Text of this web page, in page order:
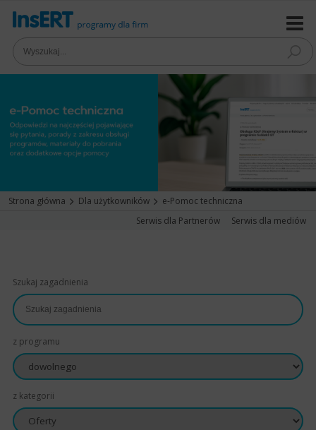
Strona główna Dla użytkowników
e-Pomoc techniczna
Serwis dla Partnerów
Serwis dla mediów
Szukaj zagadnienia
z programu
z kategorii